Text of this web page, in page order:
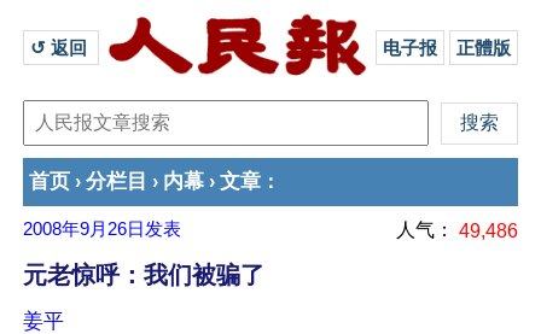
↺ 返回 电子报 正體版
首页 › 分栏目 › 内幕 › 文章 ：
2008年9月26日 发表 人气： 49,486
元老惊呼：我们被骗了
姜平